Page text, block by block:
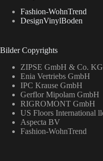
Fashion-WohnTrend
DesignVinylBoden
Bilder Copyrights
ZIPSE GmbH & Co. KG
Enia Vertriebs GmbH
IPC Krause GmbH
Gerflor Mipolam GmbH
RIGROMONT GmbH
US Floors International
Aspecta BV
Fashion-WohnTrend